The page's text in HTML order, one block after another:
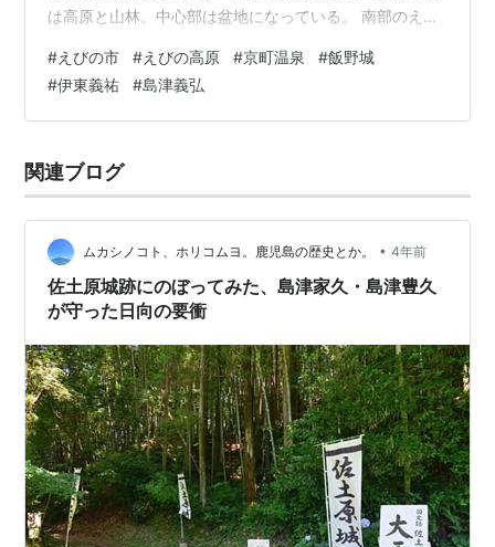
は高原と山林。中心部は盆地になっている。 南部のえび
世溶岩で覆われており、火山活動と森林化が繰り返され
た痕跡が残っている。 韓国岳の爆裂火口、明治～昭和ま
でマッチの原料となる硫黄を採取していた硫黄山、火口
原は加久藤カルデラの外輪山。 盆地部分は今の市街中心
部と…
#えびの市 #えびの高原 #京町温泉 #飯野城
#伊東義祐 #島津義弘
関連ブログ
ムカシノコト、ホリコムヨ。鹿児島の歴史とか。 • 4年前
佐土原城跡にのぼってみた、島津家久・島津豊久
が守った日向の要衝